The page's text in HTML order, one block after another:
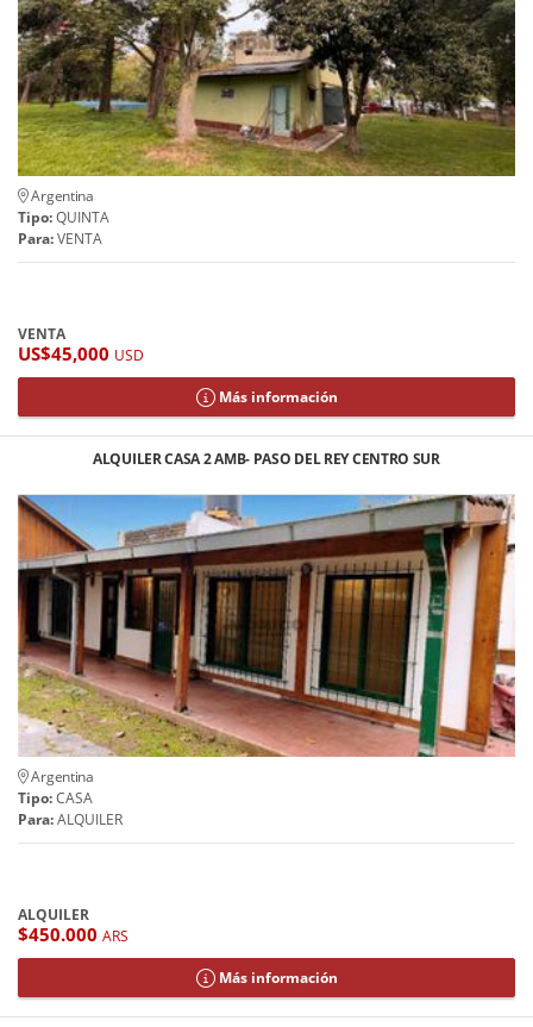
Argentina
Tipo:QUINTA
Para:VENTA
VENTA
US$45,000 USD
Más información
ALQUILER CASA 2 AMB- PASO DEL REY CENTRO SUR
Argentina
Tipo:CASA
Para:ALQUILER
ALQUILER
$450.000 ARS
Más información